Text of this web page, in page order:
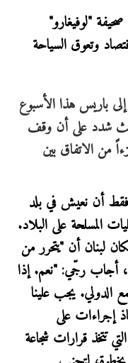
"لوفيغارو"
وتعوق السياحة
باريس هذا الأسبوع
حيث شدد على أن وقف
من الاتفاق بين
أن نعيش في بلد
المسلحة على البلاد.
لبنان أن "يتحرر من
أجاب رجّي: "نعم. إذا
الدولي. يجب علينا
إجراءات على
تتخذ قرارات شجاعة